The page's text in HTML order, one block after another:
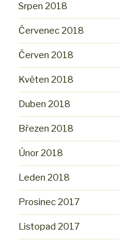
Srpen 2018
Červenec 2018
Červen 2018
Květen 2018
Duben 2018
Březen 2018
Únor 2018
Leden 2018
Prosinec 2017
Listopad 2017